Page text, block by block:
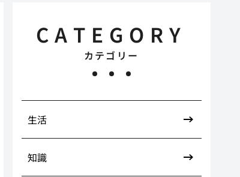
CATEGORY
カテゴリー
生活
知識